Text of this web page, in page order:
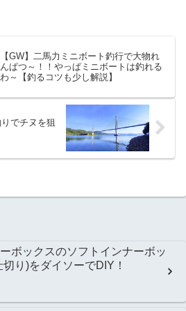
【GW】二馬力ミニボート釣行で大物れ
んぱつ～！！やっぱミニボートは釣れる
わ～【釣るコツも少し解説】
でチヌを狙
ボックスのソフトインナーボッ
切り)をダイソーでDIY！